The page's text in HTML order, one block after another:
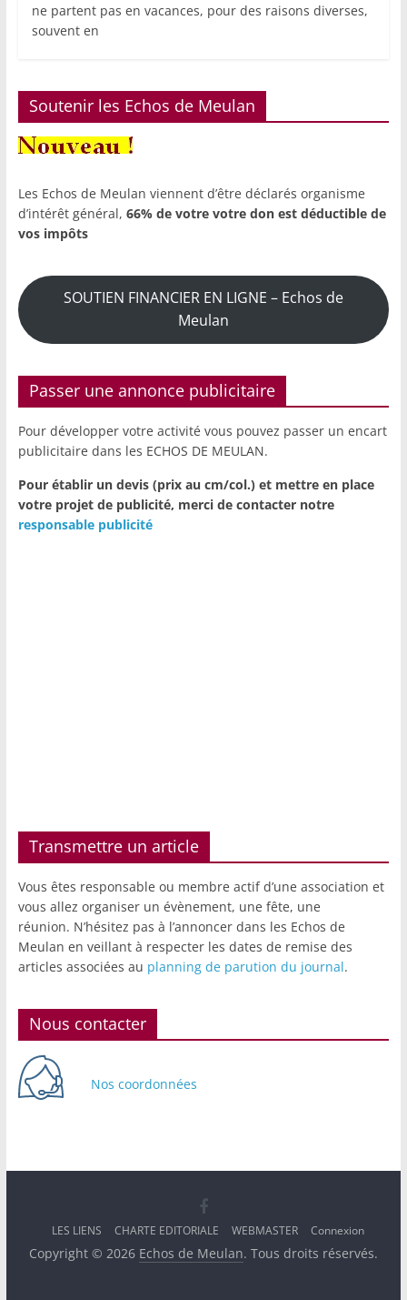
ne partent pas en vacances, pour des raisons diverses,
souvent en
Soutenir les Echos de Meulan
Les Echos de Meulan viennent d’être déclarés organisme
d’intérêt général, 66% de votre votre don est déductible de
vos impôts
SOUTIEN FINANCIER EN LIGNE – Echos de
Meulan
Passer une annonce publicitaire
Pour développer votre activité vous pouvez passer un encart
publicitaire dans les ECHOS DE MEULAN.
Pour établir un devis (prix au cm/col.) et mettre en place
votre projet de publicité, merci de contacter notre
responsable publicité
Transmettre un article
Vous êtes responsable ou membre actif d’une association et
vous allez organiser un évènement, une fête, une
réunion. N’hésitez pas à l’annoncer dans les Echos de
Meulan en veillant à respecter les dates de remise des
articles associées au planning de parution du journal.
Nous contacter
Nos coordonnées
LES LIENS CHARTE EDITORIALE WEBMASTER Connexion
Copyright © 2026 Echos de Meulan. Tous droits réservés.